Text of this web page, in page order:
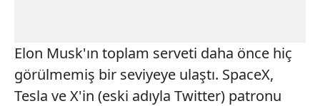
Elon Musk'ın toplam serveti daha önce hiç
görülmemiş bir seviyeye ulaştı. SpaceX,
Tesla ve X'in (eski adıyla Twitter) patronu